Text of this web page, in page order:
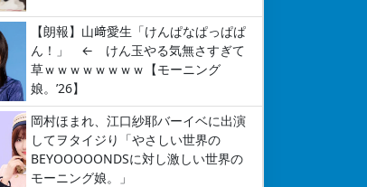
【朗報】山﨑愛生「けんぱなぱっぱぱ
ん！」 ← けん玉やる気無さすぎて
草ｗｗｗｗｗｗｗｗ【モーニング
娘。’26】
岡村ほまれ、江口紗耶バーイベに出演
してヲタイジり「やさしい世界の
BEYOOOOONDSに対し激しい世界の
モーニング娘。」